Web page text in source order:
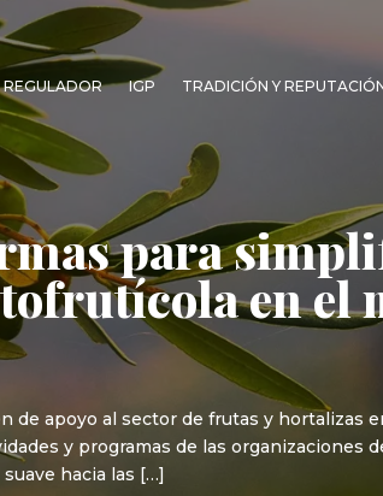
REGULADOR IGP TRADICIÓN Y
para
en el
de apoyo al sector de frutas y hortalizas
y programas de las organizaciones
hacia las […]